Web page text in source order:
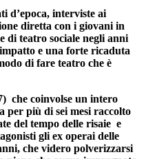
d’epoca, interviste ai
diretta con i giovani in
di teatro sociale negli anni
e una forte ricaduta
di fare teatro che è
che coinvolse un intero
per più di sei mesi raccolto
del tempo delle risaie e
gli ex operai delle
, che videro polverizzarsi